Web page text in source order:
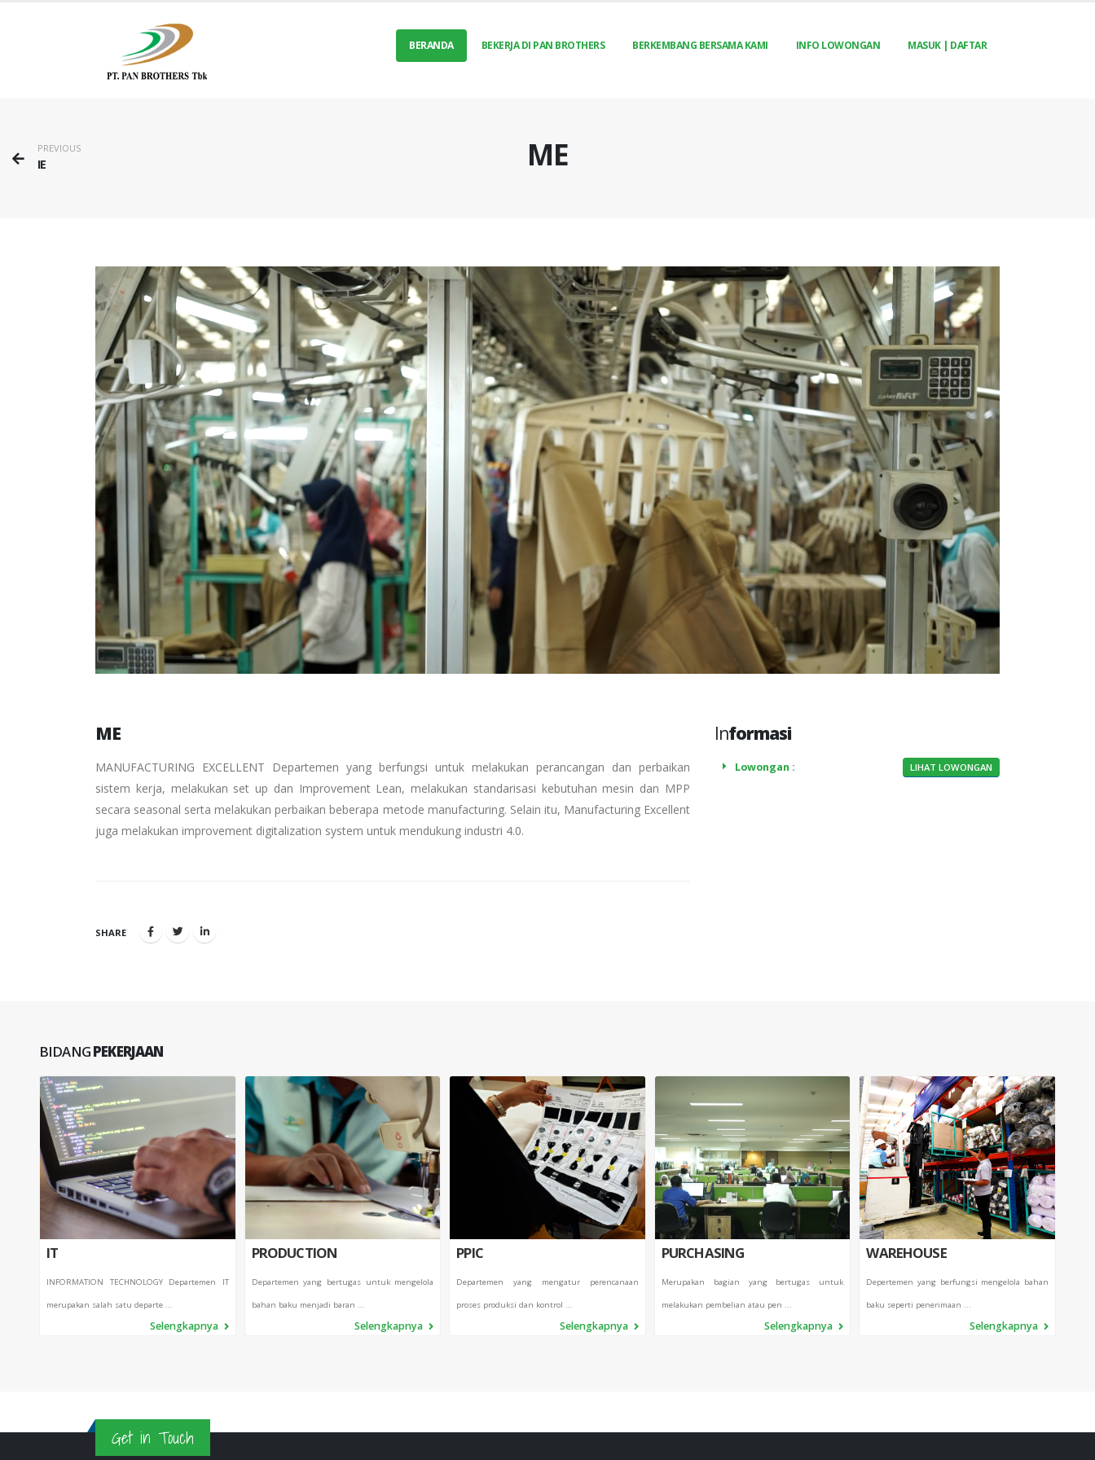
BERANDA BEKERJA DI PAN BROTHERS BERKEMBANG BERSAMA KAMI INFO LOWONGAN MASUK | DAFTAR
PREVIOUS
IE ME
ME
MANUFACTURING EXCELLENT Departemen yang berfungsi untuk melakukan perancangan dan perbaikan
sistem kerja, melakukan set up dan Improvement Lean, melakukan standarisasi kebutuhan mesin dan MPP
secara seasonal serta melakukan perbaikan beberapa metode manufacturing. Selain itu, Manufacturing Excellent
juga melakukan improvement digitalization system untuk mendukung industri 4.0.
SHARE
Informasi
Lowongan : LIHAT LOWONGAN
BIDANGPEKERJAAN
IT
INFORMATION TECHNOLOGY Departemen IT
merupakan salah satu departe ...
Selengkapnya
PRODUCTION
Departemen yang bertugas untuk mengelola
bahan baku menjadi baran ...
Selengkapnya
PPIC
Departemen yang mengatur perencanaan
proses produksi dan kontrol ...
Selengkapnya
PURCHASING
Merupakan bagian yang bertugas untuk
melakukan pembelian atau pen ...
Selengkapnya
WAREHOUSE
Depertemen yang berfungsi mengelola bahan
baku seperti penerimaan ...
Selengkapnya
Get in Touch